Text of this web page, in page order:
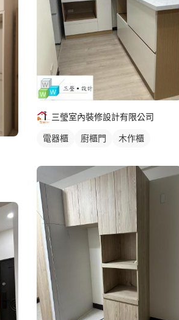
三瑩室內裝修設計有限公司
電器櫃 廚櫃門 木作櫃